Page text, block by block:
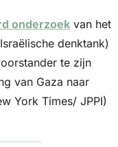
onderzoek van het
denktank)
te zijn
van Gaza naar
York Times/ JPPI)